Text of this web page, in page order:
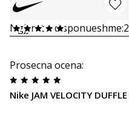
Ngjyrat e disponueshme:2
Prosecna ocena:
Nike JAM VELOCITY DUFFLE